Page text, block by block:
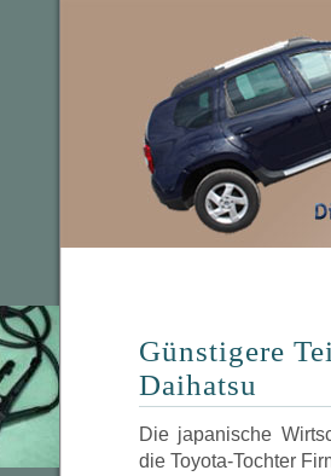
Günstigere
Daihatsu
Die japanische
die Toyota-Tochter